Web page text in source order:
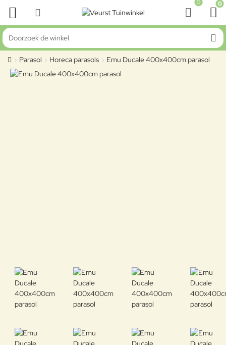
0 0
Doorzoek de winkel
home
Parasol Horeca parasols Emu Ducale 400x400cm parasol